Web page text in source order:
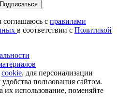
Подписаться
соглашаюсь с правилами
в соответствии с Политикой
cookie, для персонализации
пользования сайтом.
их использование, поменяйте